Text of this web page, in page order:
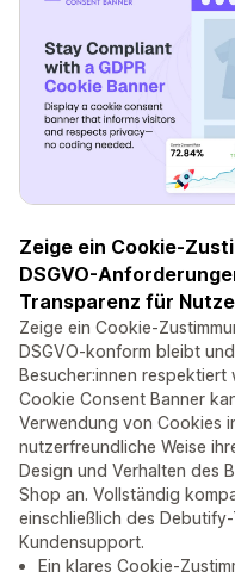
Zeige ein Cookie-
DSGVO-
Transparenz für
Zeige ein Cookie-
DSGVO-konform bleibt
Besucher:innen respektiert
Cookie Consent Banner
Verwendung von Cookies
nutzerfreundliche Weise
Design und Verhalten des
Shop an. Vollständig
einschließlich des
Kundensupport.
Ein klares Cookie-